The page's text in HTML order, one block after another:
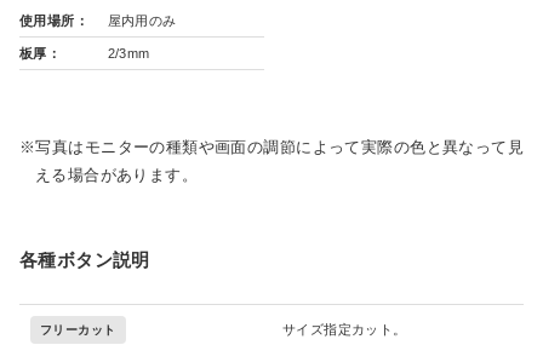
使用場所 屋内用のみ
板厚 2/3mm
写真はモニターの種類や画面の調節によって実際の色と異なって見
える場合があります。
各種ボタン説明
フリーカット サイズ指定カット。